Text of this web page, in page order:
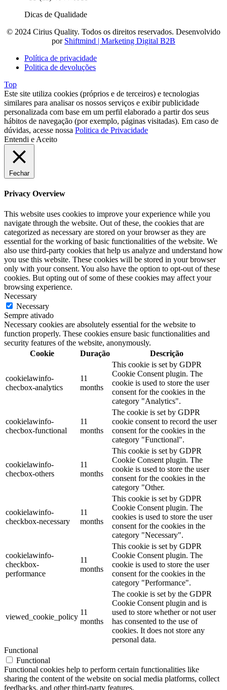
Dicas de Qualidade
© 2024 Cirius Quality. Todos os direitos reservados. Desenvolvido
por Shiftmind | Marketing Digital B2B
Política de privacidade
Politica de devoluções
Top
Este site utiliza cookies (próprios e de terceiros) e tecnologias
similares para analisar os nossos serviços e exibir publicidade
personalizada com base em um perfil elaborado a partir dos seus
hábitos de navegação (por exemplo, páginas visitadas). Em caso de
dúvidas, acesse nossa Politica de Privacidade
Entendi e Aceito
Fechar
Privacy Overview
This website uses cookies to improve your experience while you
navigate through the website. Out of these, the cookies that are
categorized as necessary are stored on your browser as they are
essential for the working of basic functionalities of the website. We
also use third-party cookies that help us analyze and understand how
you use this website. These cookies will be stored in your browser
only with your consent. You also have the option to opt-out of these
cookies. But opting out of some of these cookies may affect your
browsing experience.
Necessary
Necessary
Sempre ativado
Necessary cookies are absolutely essential for the website to
function properly. These cookies ensure basic functionalities and
security features of the website, anonymously.
Cookie
Duração Descrição
cookielawinfo-
checbox-analytics
11
months
This cookie is set by GDPR
Cookie Consent plugin. The
cookie is used to store the user
consent for the cookies in the
category "Analytics".
cookielawinfo-
checbox-functional
11
months
The cookie is set by GDPR
cookie consent to record the user
consent for the cookies in the
category "Functional".
cookielawinfo-
checbox-others
11
months
This cookie is set by GDPR
Cookie Consent plugin. The
cookie is used to store the user
consent for the cookies in the
category "Other.
cookielawinfo-
checkbox-necessary
11
months
This cookie is set by GDPR
Cookie Consent plugin. The
cookies is used to store the user
consent for the cookies in the
category "Necessary".
cookielawinfo-
checkbox-
performance
11
months
This cookie is set by GDPR
Cookie Consent plugin. The
cookie is used to store the user
consent for the cookies in the
category "Performance".
viewed_cookie_policy
11
months
The cookie is set by the GDPR
Cookie Consent plugin and is
used to store whether or not user
has consented to the use of
cookies. It does not store any
personal data.
Functional
Functional
Functional cookies help to perform certain functionalities like
sharing the content of the website on social media platforms, collect
feedbacks, and other third-party features.